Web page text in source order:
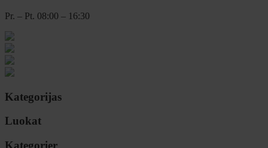
Pr. – Pt. 08:00 – 16:30
Kategorijas
Luokat
Kategorier